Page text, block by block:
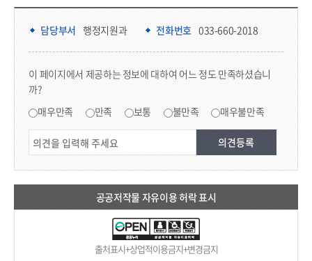
담당부서 정보 & 컨텐츠 만족도 조사 & 공공저작물 자유이용 허락 표시
담당부서 행정지원과 전화번호 033-660-2018
이 페이지에서 제공하는 정보에 대하여 어느 정도 만족하셨습니
까?
매우만족 만족 보통 불만족 매우불만족
공공저작물 자유이용 허락 표시
출처표시+상업적이용금지+변경금지